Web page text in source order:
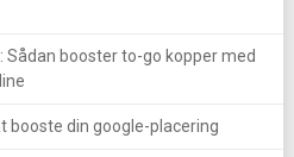
booster to-go kopper med
booste din google-placering